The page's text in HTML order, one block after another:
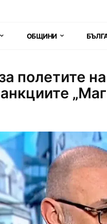
ОБЩИНИ
полетите